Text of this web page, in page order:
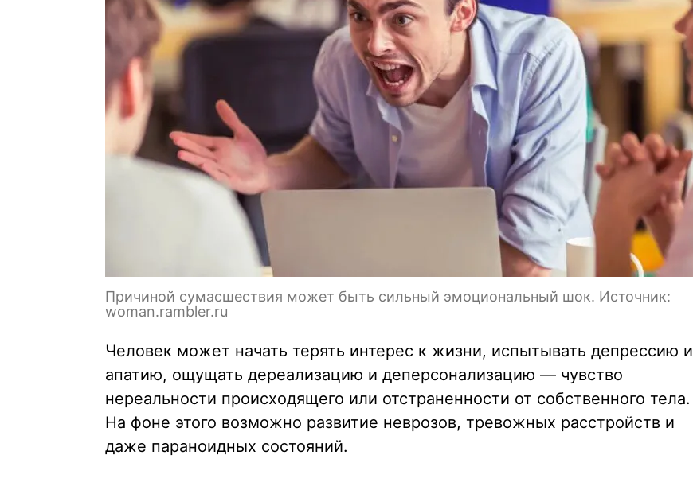
Причиной сумасшествия может быть сильный эмоциональный шок. Источник:
woman.rambler.ru
Человек может начать терять интерес к жизни, испытывать депрессию и
апатию, ощущать дереализацию и деперсонализацию — чувство
нереальности происходящего или отстраненности от собственного тела.
На фоне этого возможно развитие неврозов, тревожных расстройств и
даже параноидных состояний.